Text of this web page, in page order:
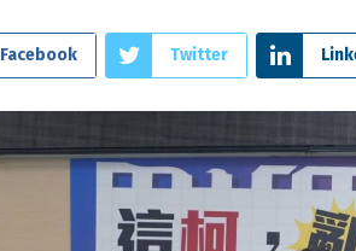
Facebook Twitter